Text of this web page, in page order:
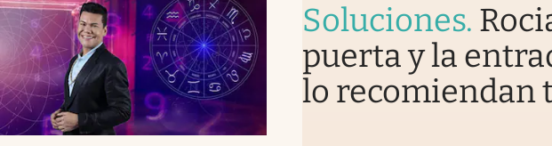
Soluciones.
puerta y la
lo recomiendan